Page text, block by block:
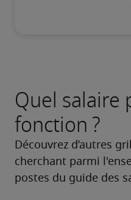
Quel salaire
fonction ?